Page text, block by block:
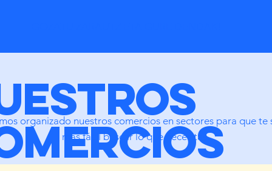
organizado nuestros comercios en sectores para que te
mas fácil buscar lo que necesitas.